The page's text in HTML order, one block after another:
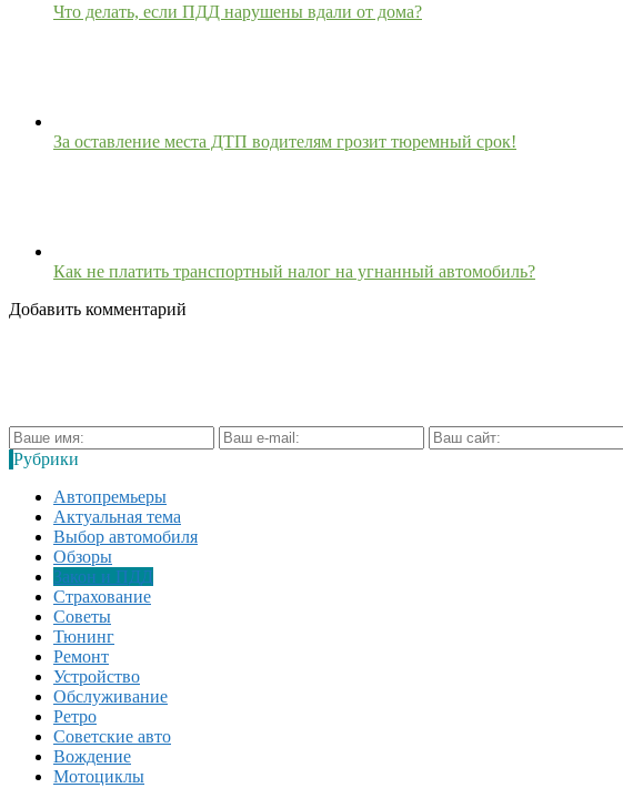
Что делать, если ПДД нарушены вдали от дома?
За оставление места ДТП водителям грозит тюремный срок!
Как не платить транспортный налог на угнанный автомобиль?
Добавить комментарий
Рубрики
Автопремьеры
Актуальная тема
Выбор автомобиля
Обзоры
Закон и ПДД
Страхование
Советы
Тюнинг
Ремонт
Устройство
Обслуживание
Ретро
Советские авто
Вождение
Мотоциклы